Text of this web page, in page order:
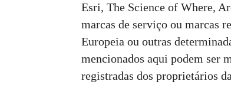
Esri, The Science of Where,
marcas de serviço ou marcas
Europeia ou outras
mencionados aqui podem ser
registradas dos proprietários